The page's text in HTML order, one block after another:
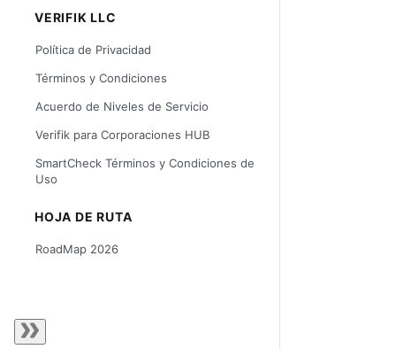
VERIFIK LLC
Política de Privacidad
Términos y Condiciones
Acuerdo de Niveles de Servicio
Verifik para Corporaciones HUB
SmartCheck Términos y Condiciones de
Uso
HOJA DE RUTA
RoadMap 2026